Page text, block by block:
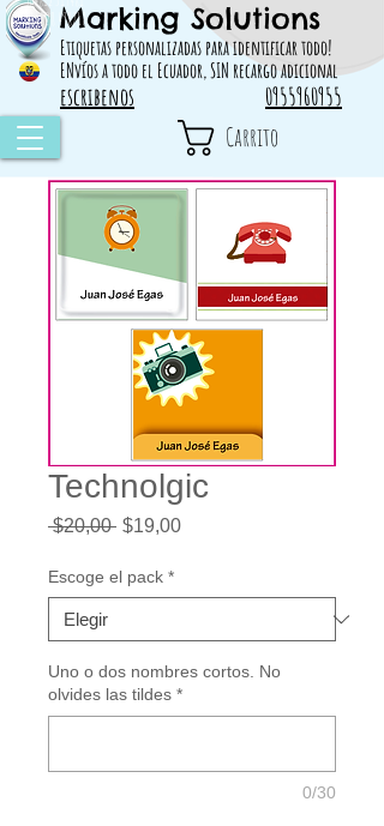
Marking Solutions
Etiquetas personalizadas para identificar todo!
ENvíos a todo el Ecuador, SIN recargo adicional
314828 498717
escribenos 0955960955
Carrito
Technolgic
$20,00 Precio
$19,00Precio
Escoge el pack *
Uno o dos nombres cortos. No
olvides las tildes *
0/30